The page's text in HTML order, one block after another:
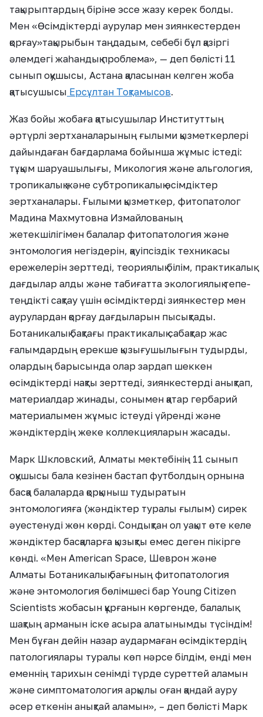
тақырыптардың біріне эссе жазу керек болды.
Мен «Өсімдіктерді аурулар мен зиянкестерден
қорғау»тақырыбын таңдадым, себебі бұл қазіргі
әлемдегі жаһандық проблема», — деп бөлісті 11
сынып оқушысы, Астана қаласынан келген жоба
қатысушысы Ерсұлтан Тоқтамысов.
Жаз бойы жобаға қатысушылар Институттың
әртүрлі зертханаларының ғылыми қызметкерлері
дайындаған бағдарлама бойынша жұмыс істеді:
тұқым шаруашылығы, Микология және альгология,
тропикалық және субтропикалық өсімдіктер
зертханалары. Ғылыми қызметкер, фитопатолог
Мадина Махмутовна Измайлованың
жетекшілігімен балалар фитопатология және
энтомология негіздерін, қауіпсіздік техникасы
ережелерін зерттеді, теориялық білім, практикалық
дағдылар алды және табиғатта экологиялық тепе-
теңдікті сақтау үшін өсімдіктерді зиянкестер мен
аурулардан қорғау дағдыларын пысықтады.
Ботаникалық бақтағы практикалық сабақтар жас
ғалымдардың ерекше қызығушылығын тудырды,
олардың барысында олар зардап шеккен
өсімдіктерді нақты зерттеді, зиянкестерді анықтап,
материалдар жинады, сонымен қатар гербарий
материалымен жұмыс істеуді үйренді және
жәндіктердің жеке коллекцияларын жасады.
Марк Шкловский, Алматы мектебінің 11 сынып
оқушысы бала кезінен бастап футболдың орнына
басқа балаларда қорқыныш тудыратын
энтомологияға (жәндіктер туралы ғылым) сирек
әуестенуді жөн көрді. Сондықтан ол уақыт өте келе
жәндіктер басқаларға қызықты емес деген пікірге
көнді. «Мен American Space, Шеврон және
Алматы Ботаникалық бағының фитопатология
және энтомология бөлімшесі бар Young Citizen
Scientists жобасын құрғанын көргенде, балалық
шақтың арманын іске асыра алатынымды түсіндім!
Мен бұған дейін назар аудармаған өсімдіктердің
патологиялары туралы көп нәрсе білдім, енді мен
еменнің тарихын сенімді түрде суреттей аламын
және симптоматология арқылы оған қандай ауру
әсер еткенін анықтай аламын», – деп бөлісті Марк